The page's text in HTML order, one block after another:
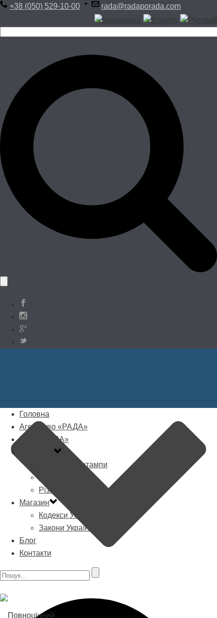
+38 (050) 529-10-00 rada@radaporada.com
Головна
Агентство «РАДА»
МАО «РАДА»
Печатки та штампи
Художні вироби
Різне
Магазин
Кодекси України
Закони України
Блог
Контакти